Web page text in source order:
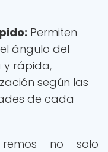
Permiten
ángulo del
y rápida,
según las
de cada
no solo